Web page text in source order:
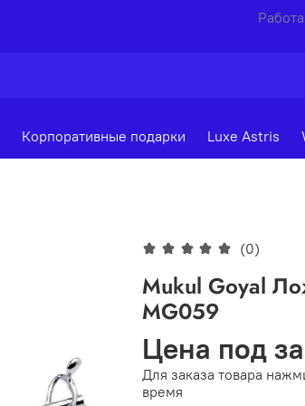
Корпоративные подарки Luxe Astris
(0)
Mukul Goyal
MG059
Цена под
Для заказа товара
время